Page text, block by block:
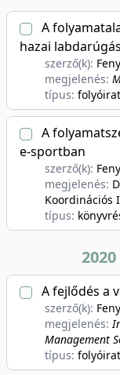
A
hazai
szerző(k):
megjelenés:
típus:
A
e-sportban
szerző(k):
megjelenés:
Koordinációs
típus:
2020
A fejlődés a
szerző(k):
megjelenés:
Management
típus: